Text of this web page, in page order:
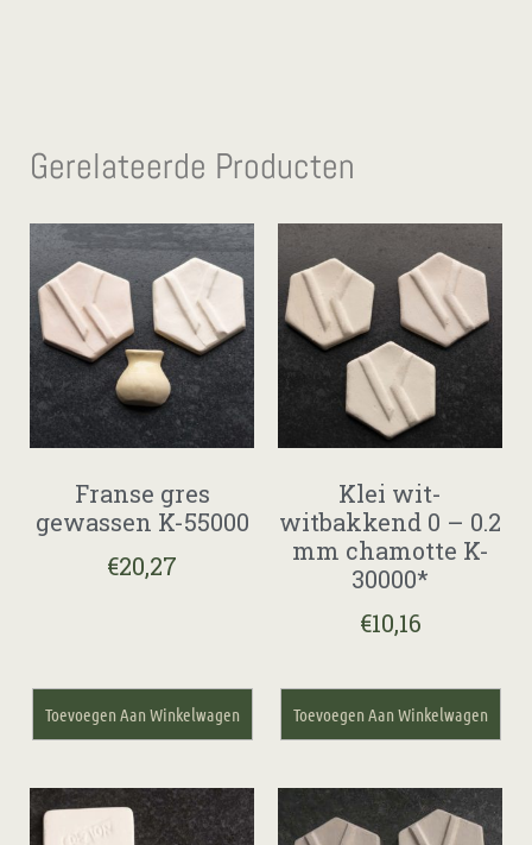
Gerelateerde Producten
Franse gres
gewassen K-55000
€20,27
Toevoegen Aan Winkelwagen
Klei wit-
witbakkend 0 – 0.2
mm chamotte K-
30000*
€10,16
Toevoegen Aan Winkelwagen